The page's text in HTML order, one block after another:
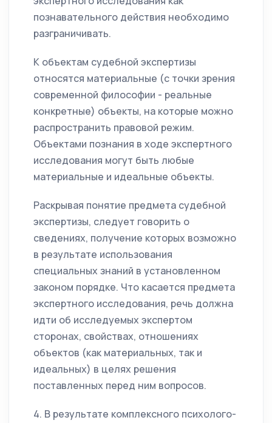
познавательного действия необходимо
разграничивать.
К объектам судебной экспертизы
относятся материальные (с точки зрения
современной философии - реальные
конкретные) объекты, на которые можно
распространить правовой режим.
Объектами познания в ходе экспертного
исследования могут быть любые
материальные и идеальные объекты.
Раскрывая понятие предмета судебной
экспертизы, следует говорить о
сведениях, получение которых возможно
в результате использования
специальных знаний в установленном
законом порядке. Что касается предмета
экспертного исследования, речь должна
идти об исследуемых экспертом
сторонах, свойствах, отношениях
объектов (как материальных, так и
идеальных) в целях решения
поставленных перед ним вопросов.
4. В результате комплексного психолого-